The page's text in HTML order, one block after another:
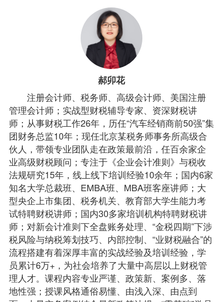
郝卯花
注册会计师、税务师、高级会计师、美国注册
管理会计师；实战型财税辅导专家、资深财税讲
师；从事财税工作26年，历任“汽车经销商前50强”集
团财务总监10年；现任北京某税务师事务所高级合
伙人，带领专业团队走在政策最前沿，任百余家企
业高级财税顾问；专注于《企业会计准则》与税收
法规研究15年，线上线下培训经验10余年；国内6家
知名大学总裁班、EMBA班、MBA班客座讲师；大
型央企上市集团、税务机关、教育部大学生能力考
试特聘财税讲师；国内30多家培训机构特聘财税讲
师；对新会计准则下全盘账务处理、“金税四期”下涉
税风险与纳税筹划技巧、内部控制、“业财税融合”的
流程搭建有着深厚丰富的实战经验及培训经验，学
员累计6万+，为社会培养了大量中高层以上财税管
理人才。课程内容专业严谨、政策新、案例多、落
地性强；授课风格通俗易懂、由浅入深、由点到